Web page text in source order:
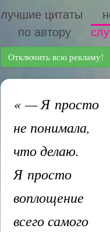
лучшие цитаты
по автору
Отключить всю рекламу!
«— Я просто
не понимала,
что делаю.
Я просто
воплощение
всего самого